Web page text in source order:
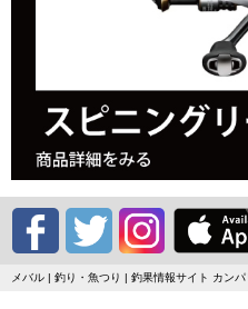
メバル | 釣り・魚つり | 釣果情報サイト カンパ